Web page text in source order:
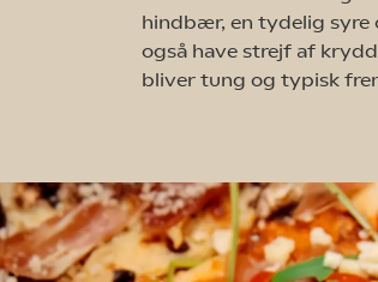
hindbær, en tydelig syre
også have strejf af
bliver tung og typisk